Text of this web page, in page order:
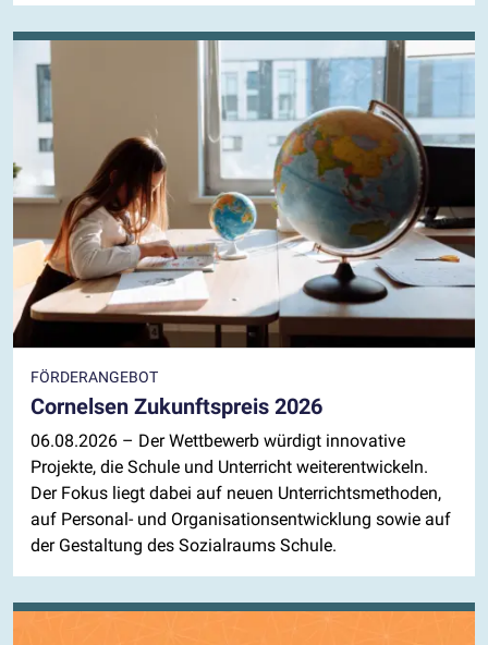
FÖRDERANGEBOT
Cornelsen Zukunftspreis 2026
06.08.2026 – Der Wettbewerb würdigt innovative
Projekte, die Schule und Unterricht weiterentwickeln.
Der Fokus liegt dabei auf neuen Unterrichtsmethoden,
auf Personal- und Organisationsentwicklung sowie auf
der Gestaltung des Sozialraums Schule.